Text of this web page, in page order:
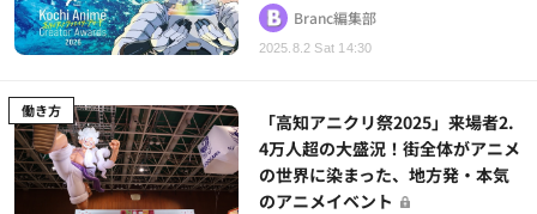
2025.8.2 Sat 14:30
Branc編集部
働き方
「高知アニクリ祭2025」来場者2.
4万人超の大盛況！街全体がアニメ
の世界に染まった、地方発・本気
のアニメイベント